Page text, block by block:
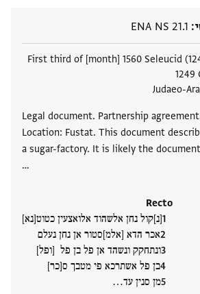
ENA NS 21.1
First third of [month] 1560 Seleucid
1249
Judaeo-
Legal document. Partnership
Location: Fustat. This document
a sugar-factory. It is likely the
…
Recto
[נ]קול נחן אלשהוד אלואצעין כטוט[נא]
אכר הדא [אלמ]סטור אן נחן נעלם
ונתחקק ונשהד אן פל בן פל [ופל]
בן פל אשתרכא פי מטבך ס[כר]
מן סנין עד‮…